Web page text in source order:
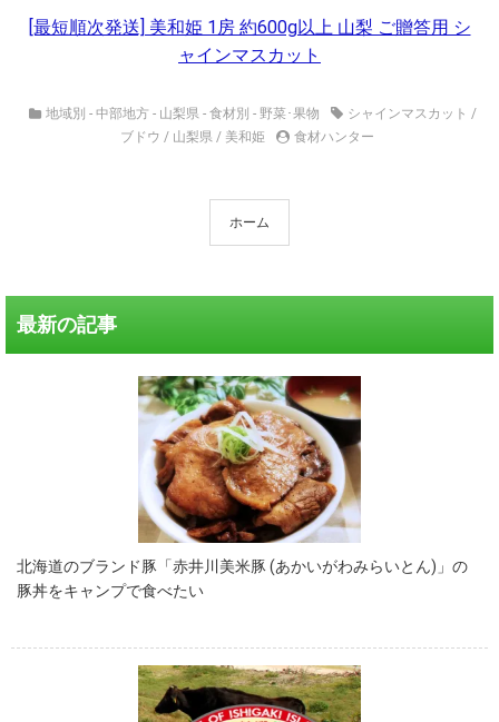
[最短順次発送] 美和姫 1房 約600g以上 山梨 ご贈答用 シ
ャインマスカット
地域別 - 中部地方 - 山梨県 - 食材別 - 野菜･果物 シャインマスカット /
ブドウ / 山梨県 / 美和姫 食材ハンター
ホーム
最新の記事
北海道のブランド豚「赤井川美米豚 (あかいがわみらいとん)」の
豚丼をキャンプで食べたい